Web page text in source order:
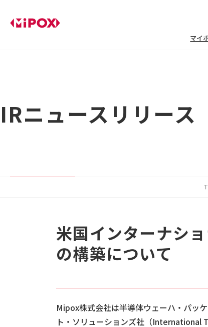
マイ
IRニュースリリース
米国インターナシ
の構築について
Mipox株式会社は半導体ウェーハ・パッ
ト・ソリューションズ社（International